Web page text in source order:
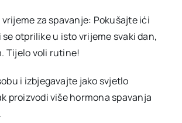
za spavanje: Pokušajte ići
otprilike u isto vrijeme svaki dan,
Tijelo voli rutine!
i izbjegavajte jako svjetlo
proizvodi više hormona spavanja